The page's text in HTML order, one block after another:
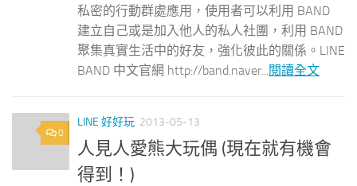
私密的行動群處應用，使用者可以利用 BAND
建立自己或是加入他人的私人社團，利用 BAND
聚集真實生活中的好友，強化彼此的關係。LINE
BAND 中文官網 http://band.naver...閱讀全文
0
LINE 好好玩 2013-05-13
人見人愛熊大玩偶 (現在就有機會
得到！)